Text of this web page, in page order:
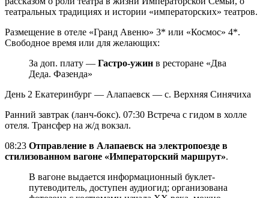
театральных традициях и истории «императорских» театров.
Размещение в отеле «Гранд Авеню» 3* или «Космос» 4*.
Свободное время или для желающих:
За доп. плату — Гастро-ужин в ресторане «Два
Деда. Фазенда»
День 2 Екатеринбург — Алапаевск — с. Верхняя Синячиха
Ранний завтрак (ланч-бокс). 07:30 Встреча с гидом в холле
отеля. Трансфер на ж/д вокзал.
08:23 Отправление в Алапаевск на электропоезде в
стилизованном вагоне «Императорский маршрут».
В вагоне выдается информационный буклет-
путеводитель, доступен аудиогид; организована